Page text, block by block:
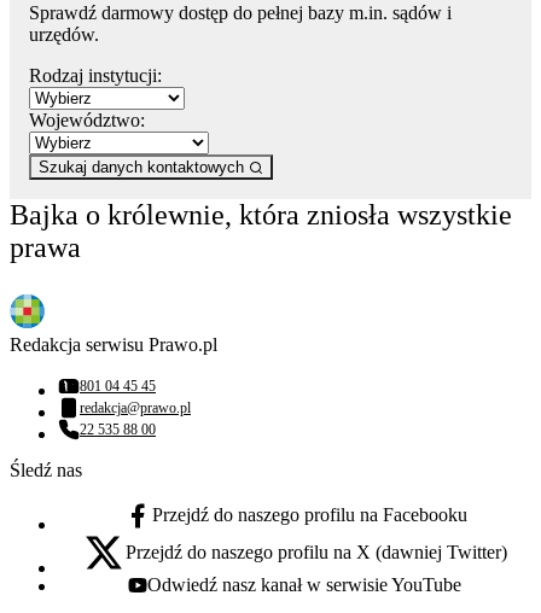
Sprawdź darmowy dostęp do pełnej bazy m.in. sądów i
urzędów.
Rodzaj instytucji:
Województwo:
Szukaj danych kontaktowych
Bajka o królewnie, która zniosła wszystkie
prawa
Redakcja serwisu Prawo.pl
Numer telefonu:
801 04 45 45
Adres email:
redakcja@prawo.pl
Numer telefonu:
22 535 88 00
Śledź nas
facebook - otwiera się w nowej karcie
Przejdź do naszego profilu na Facebooku
x - otwiera się w nowej karcie
Przejdź do naszego profilu na X (dawniej Twitter)
youtube - otwiera się w nowej karcie
Odwiedź nasz kanał w serwisie YouTube